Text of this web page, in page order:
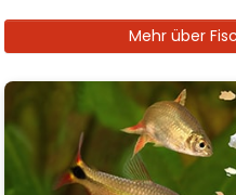
Mehr über